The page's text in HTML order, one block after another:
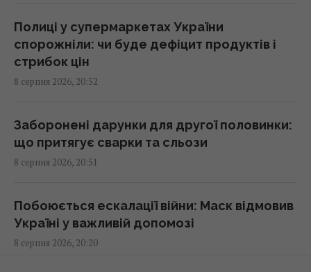
У СРСР створили систему "судного дня",
яка досі може знищити людство
21:18 субота, 08 серпня 2026
"Це дуже боляче": син Байдена розповів
про стан здоров’я свого батька
21:15 субота, 08 серпня 2026
Путін стягнув у Москву ППО з усієї Росії, але
збитки все одно шалені, - Зеленський
21:04 субота, 08 серпня 2026
Полиці у супермаркетах України
спорожніли: чи буде дефіцит продуктів і
стрибок цін
8 серпня 2026, 20:52
Заборонені дарунки для другої половинки:
що притягує сварки та сльози
8 серпня 2026, 20:51
Побоюється ескалації війни: Маск відмовив
Україні у важливій допомозі
8 серпня 2026, 20:20